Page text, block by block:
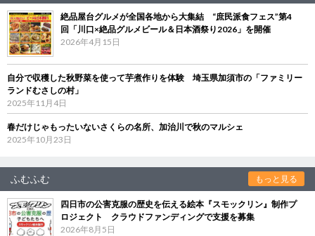
絶品屋台グルメが全国各地から大集結 “庶民派食フェス”第4
回「川口×絶品グルメビール＆日本酒祭り2026」を開催
2026年4月15日
自分で収穫した秋野菜を使って芋煮作りを体験 埼玉県加須市の「ファミリー
ランドむさしの村」
2025年11月4日
春だけじゃもったいないさくらの名所、加治川で秋のマルシェ
2025年10月23日
ふむふむ もっと見る
四日市の公害克服の歴史を伝える絵本『スモックリン』制作プ
ロジェクト クラウドファンディングで支援を募集
2026年8月5日